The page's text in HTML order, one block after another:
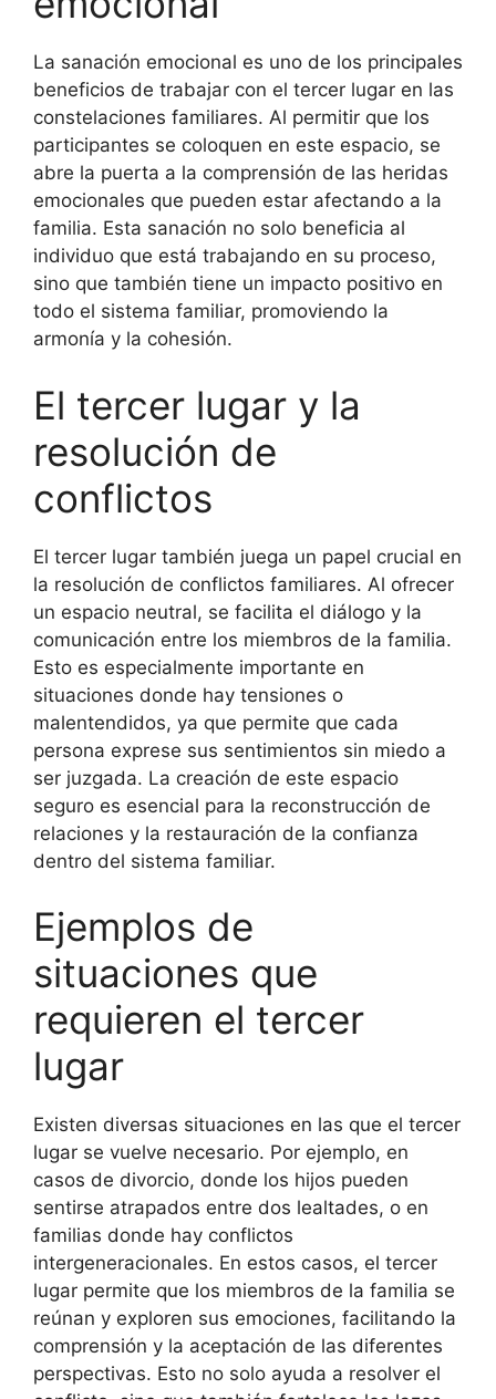
La sanación emocional es uno de los principales
beneficios de trabajar con el tercer lugar en las
constelaciones familiares. Al permitir que los
participantes se coloquen en este espacio, se
abre la puerta a la comprensión de las heridas
emocionales que pueden estar afectando a la
familia. Esta sanación no solo beneficia al
individuo que está trabajando en su proceso,
sino que también tiene un impacto positivo en
todo el sistema familiar, promoviendo la
armonía y la cohesión.
El tercer lugar y la
resolución de
conflictos
El tercer lugar también juega un papel crucial en
la resolución de conflictos familiares. Al ofrecer
un espacio neutral, se facilita el diálogo y la
comunicación entre los miembros de la familia.
Esto es especialmente importante en
situaciones donde hay tensiones o
malentendidos, ya que permite que cada
persona exprese sus sentimientos sin miedo a
ser juzgada. La creación de este espacio
seguro es esencial para la reconstrucción de
relaciones y la restauración de la confianza
dentro del sistema familiar.
Ejemplos de
situaciones que
requieren el tercer
lugar
Existen diversas situaciones en las que el tercer
lugar se vuelve necesario. Por ejemplo, en
casos de divorcio, donde los hijos pueden
sentirse atrapados entre dos lealtades, o en
familias donde hay conflictos
intergeneracionales. En estos casos, el tercer
lugar permite que los miembros de la familia se
reúnan y exploren sus emociones, facilitando la
comprensión y la aceptación de las diferentes
perspectivas. Esto no solo ayuda a resolver el